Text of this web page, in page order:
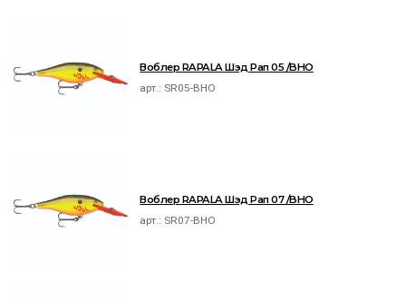
Воблер RAPALA Шэд Рап 05 /BHO
арт.: SR05-BHO
Воблер RAPALA Шэд Рап 07 /BHO
арт.: SR07-BHO